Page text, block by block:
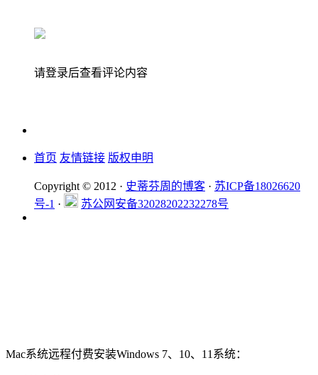
请登录后查看评论内容
首页 友情链接 版权申明
Copyright © 2012 · 史蒂芬周的博客 · 苏ICP备18026620
号-1 · 苏公网安备32028202232278号
Mac系统远程付费安装Windows 7、10、11系统：